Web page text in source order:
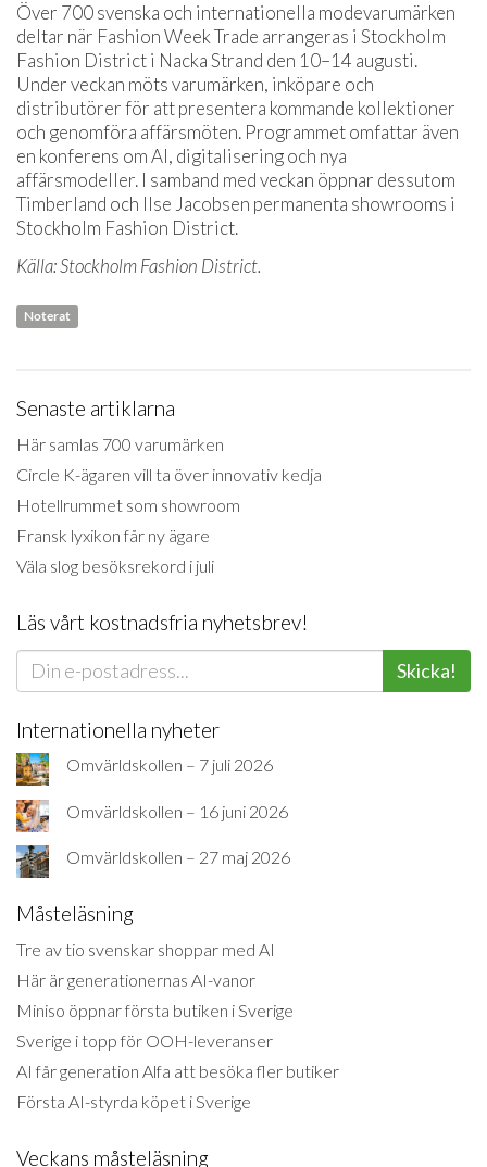
Över 700 svenska och internationella modevarumärken
deltar när Fashion Week Trade arrangeras i Stockholm
Fashion District i Nacka Strand den 10–14 augusti.
Under veckan möts varumärken, inköpare och
distributörer för att presentera kommande kollektioner
och genomföra affärsmöten. Programmet omfattar även
en konferens om AI, digitalisering och nya
affärsmodeller. I samband med veckan öppnar dessutom
Timberland och Ilse Jacobsen permanenta showrooms i
Stockholm Fashion District.
Källa: Stockholm Fashion District.
Noterat
Senaste artiklarna
Här samlas 700 varumärken
Circle K-ägaren vill ta över innovativ kedja
Hotellrummet som showroom
Fransk lyxikon får ny ägare
Väla slog besöksrekord i juli
Läs vårt kostnadsfria nyhetsbrev!
Skicka!
Internationella nyheter
Omvärldskollen – 7 juli 2026
Omvärldskollen – 16 juni 2026
Omvärldskollen – 27 maj 2026
Måsteläsning
Tre av tio svenskar shoppar med AI
Här är generationernas AI-vanor
Miniso öppnar första butiken i Sverige
Sverige i topp för OOH-leveranser
AI får generation Alfa att besöka fler butiker
Första AI-styrda köpet i Sverige
Veckans måsteläsning